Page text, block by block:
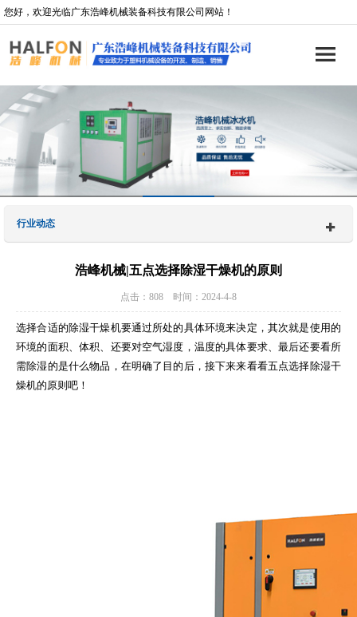
您好，欢迎光临广东浩峰机械装备科技有限公司网站！
行业动态
浩峰机械|五点选择除湿干燥机的原则
点击：808 时间：2024-4-8
选择合适的除湿干燥机要通过所处的具体环境来决定，其次就是使用的
环境的面积、体积、还要对空气湿度，温度的具体要求、最后还要看所
需除湿的是什么物品，在明确了目的后，接下来来看看五点选择除湿干
燥机的原则吧！